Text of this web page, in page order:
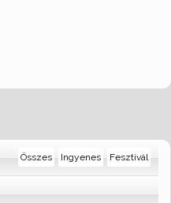
Fesztivál
Ingyenes
Összes